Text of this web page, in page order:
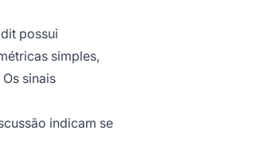
possui
simples,
sinais
indicam se